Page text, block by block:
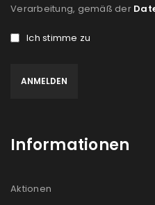
Verarbeitung, gemäß der
Ich stimme zu
Informationen
Aktionen